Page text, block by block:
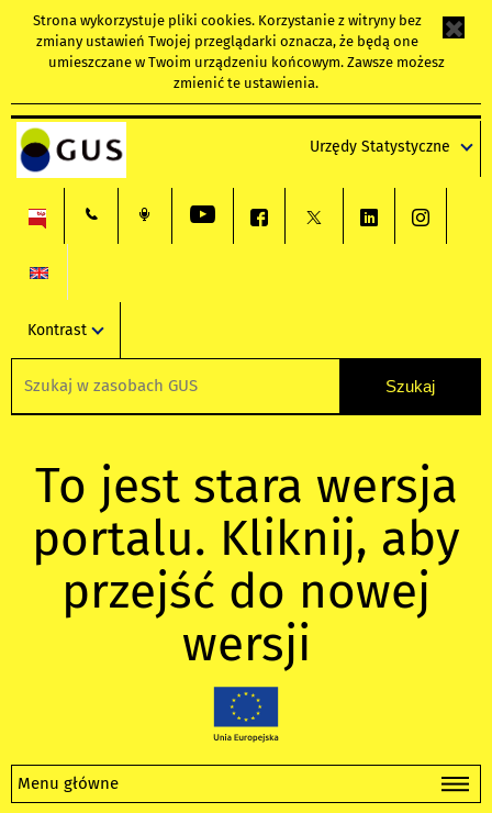
Strona wykorzystuje pliki cookies. Korzystanie z witryny bez
zmiany ustawień Twojej przeglądarki oznacza, że będą one
umieszczane w Twoim urządzeniu końcowym. Zawsze możesz
zmienić te ustawienia.
Urzędy Statystyczne
Kontrast
To jest stara wersja
portalu. Kliknij, aby
przejść do nowej
wersji
Menu główne